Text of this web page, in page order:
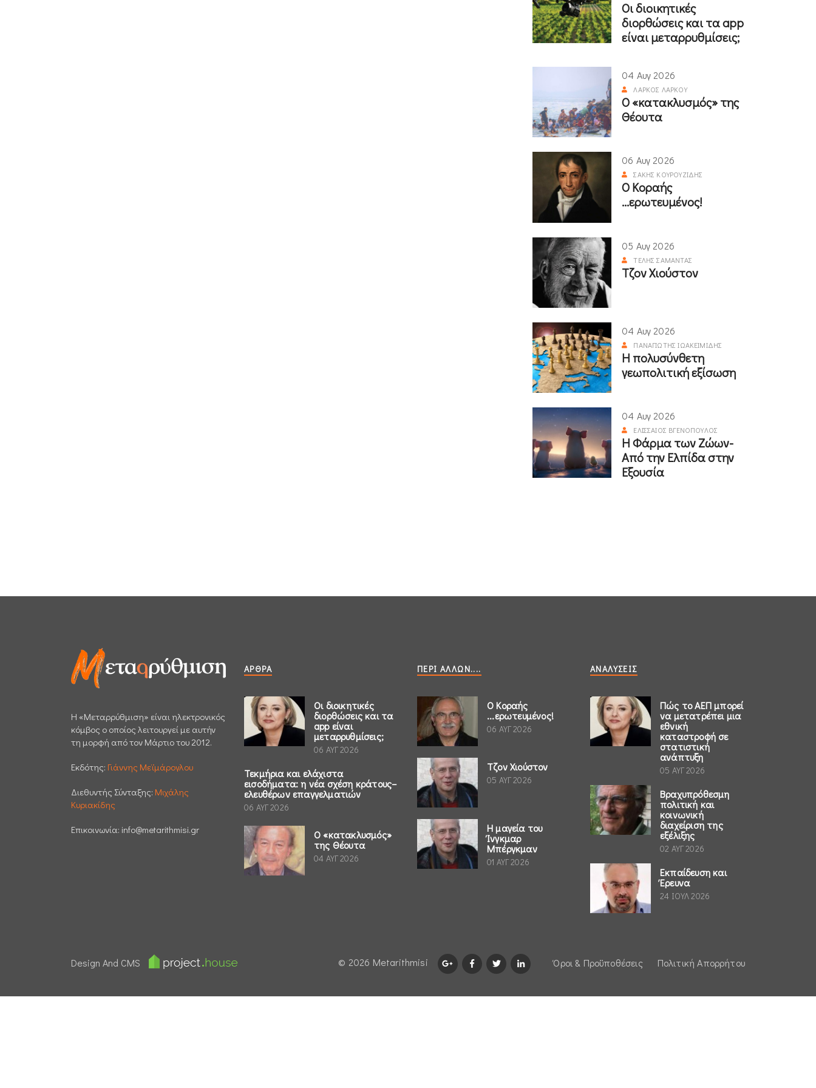
Οι διοικητικές
διορθώσεις και τα app
είναι μεταρρυθμίσεις;
04 Αυγ 2026
ΛΆΡΚΟΣ ΛΆΡΚΟΥ
Ο «κατακλυσμός» της
Θέουτα
06 Αυγ 2026
ΣΆΚΗΣ ΚΟΥΡΟΥΖΊΔΗΣ
Ο Κοραής
...ερωτευμένος!
05 Αυγ 2026
ΤΈΛΗΣ ΣΑΜΑΝΤΆΣ
Τζον Χιούστον
04 Αυγ 2026
ΠΑΝΑΓΙΏΤΗΣ ΙΩΑΚΕΙΜΊΔΗΣ
Η πολυσύνθετη
γεωπολιτική εξίσωση
04 Αυγ 2026
ΕΛΙΣΣΑΊΟΣ ΒΓΕΝΌΠΟΥΛΟΣ
Η Φάρμα των Ζώων-
Από την Ελπίδα στην
Εξουσία
H «Μεταρρύθμιση» είναι ηλεκτρονικός
κόμβος ο οποίος λειτουργεί με αυτήν
τη μορφή από τον Μάρτιο του 2012.
Εκδότης: Γιάννης Μεϊμάρογλου
Διεθυντής Σύνταξης: Μιχάλης
Κυριακίδης
Επικοινωνία: info@metarithmisi.gr
ΆΡΘΡΑ
Οι διοικητικές
διορθώσεις και τα
app είναι
μεταρρυθμίσεις;
06 ΑΥΓ 2026
Τεκμήρια και ελάχιστα
εισοδήματα: η νέα σχέση κράτους–
ελευθέρων επαγγελματιών
06 ΑΥΓ 2026
Ο «κατακλυσμός»
της Θέουτα
04 ΑΥΓ 2026
ΠΕΡΊ ΆΛΛΩΝ....
Ο Κοραής
...ερωτευμένος!
06 ΑΥΓ 2026
Τζον Χιούστον
05 ΑΥΓ 2026
Η μαγεία του
Ίνγκμαρ
Μπέργκμαν
01 ΑΥΓ 2026
ΑΝΑΛΎΣΕΙΣ
Πώς το ΑΕΠ μπορεί
να μετατρέπει μια
εθνική
καταστροφή σε
στατιστική
ανάπτυξη
05 ΑΥΓ 2026
Βραχυπρόθεσμη
πολιτική και
κοινωνική
διαχείριση της
εξέλιξης
02 ΑΥΓ 2026
Εκπαίδευση και
Έρευνα
24 ΙΟΥΛ 2026
Design And CMS Όροι & Προϋποθέσεις Πολιτική Απορρήτου
© 2026 Μetarithmisi